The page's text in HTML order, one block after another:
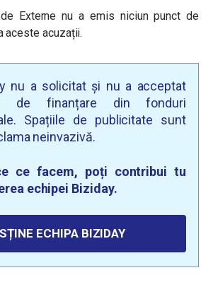
Externe nu a emis niciun punct de
aceste acuzații.
nu a solicitat și nu a acceptat
de finanțare din fonduri
Spațiile de publicitate sunt
neinvazivă.
ce facem, poți contribui tu
echipei Biziday.
ECHIPA BIZIDAY